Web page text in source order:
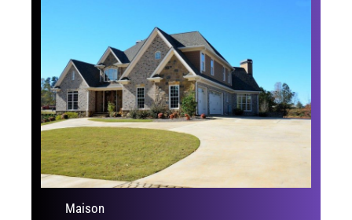
Maison